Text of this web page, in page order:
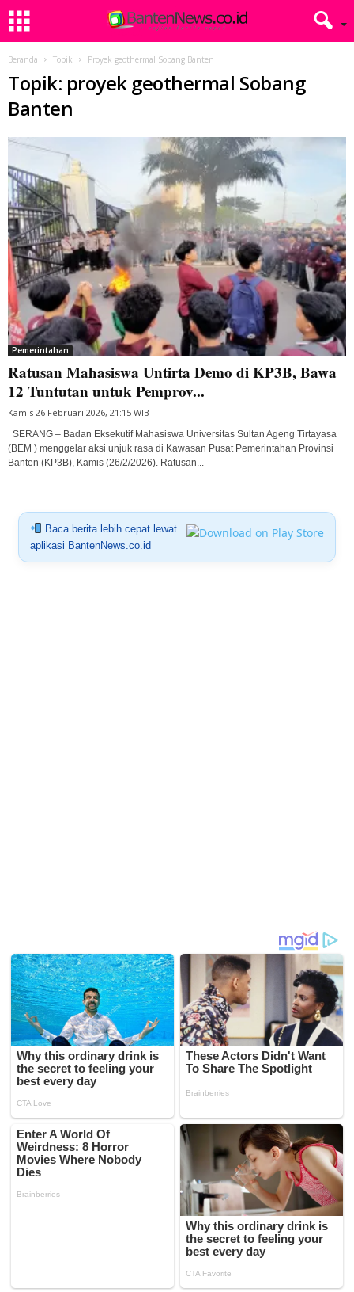
Beranda Topik Proyek geothermal Sobang Banten
Topik: proyek geothermal Sobang
Banten
Pemerintahan
Ratusan Mahasiswa Untirta Demo di KP3B, Bawa
12 Tuntutan untuk Pemprov...
Kamis 26 Februari 2026, 21:15 WIB
SERANG – Badan Eksekutif Mahasiswa Universitas Sultan Ageng Tirtayasa
(BEM ) menggelar aksi unjuk rasa di Kawasan Pusat Pemerintahan Provinsi
Banten (KP3B), Kamis (26/2/2026). Ratusan...
Baca berita lebih cepat lewat
aplikasi BantenNews.co.id